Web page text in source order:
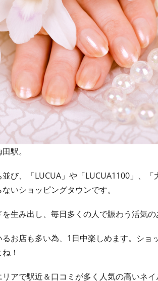
駅。
び、「LUCUA」や「LUCUA1100」、
いショッピングタウンです。
生み出し、毎日多くの人で賑わう活気の
お店も多い為、1日中楽しめます。ショ
！
アで駅近＆口コミが多く人気の高いネ